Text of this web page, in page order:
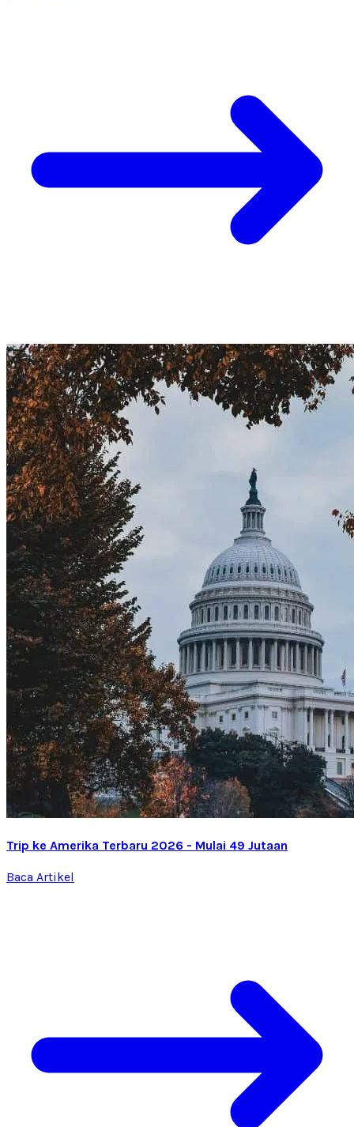
Trip ke Amerika Terbaru 2026 - Mulai 49 Jutaan
Baca Artikel